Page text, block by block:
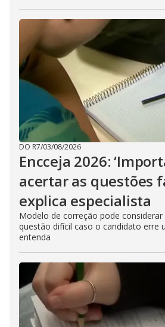
DO R7/03/08/2026
Encceja 2026:
acertar as questões
explica especialista
Modelo de correção pode considerar
questão difícil caso o candidato erre
entenda